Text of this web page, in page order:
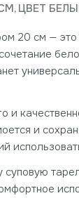
ЦВЕТ
20 см — это
и
и